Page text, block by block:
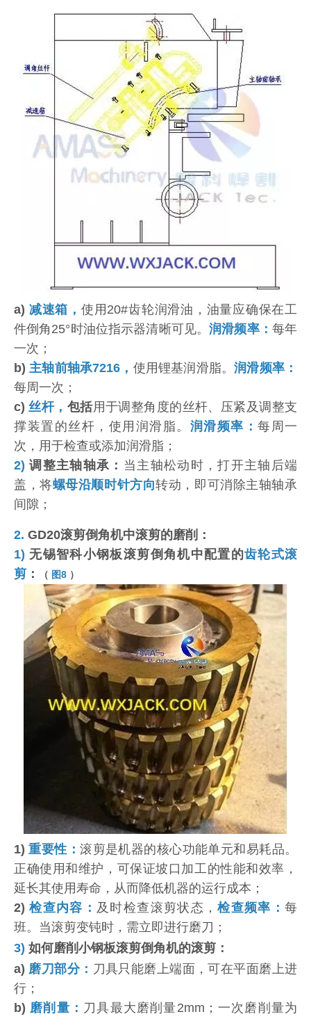
a) 减速箱， 使用20#齿轮润滑油，油量应确保在工
件倒角25°时油位指示器清晰可见。润滑频率： 每年
一次；
b) 主轴前轴承7216， 使用锂基润滑脂。润滑频率：
每周一次；
c) 丝杆， 包括用于调整角度的丝杆、压紧及调整支
撑装置的丝杆，使用润滑脂。 润滑频率： 每周一
次，用于检查或添加润滑脂；
2)调整主轴轴承： 当主轴松动时，打开主轴后端
盖，将螺母沿顺时针方向转动，即可消除主轴轴承
间隙；
2. GD20滚剪倒角机中滚剪的磨削：
1) 无锡智科小钢板滚剪倒角机中配置的齿轮式滚
剪 ： （ 图8 ）
1)重要性：滚剪是机器的核心功能单元和易耗品。
正确使用和维护，可保证坡口加工的性能和效率，
延长其使用寿命，从而降低机器的运行成本；
2)检查内容： 及时检查滚剪状态，检查频率：每
班。当滚剪变钝时，需立即进行磨刀；
3) 如何磨削小钢板滚剪倒角机的滚剪：
a) 磨刀部分： 刀具只能磨上端面，可在平面磨上进
行；
b) 磨削量： 刀具最大磨削量2mm；一次磨削量为